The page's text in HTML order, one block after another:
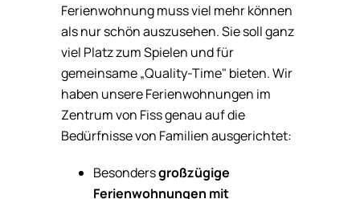
Ferienwohnung muss viel mehr können
als nur schön auszusehen. Sie soll ganz
viel Platz zum Spielen und für
gemeinsame „Quality-Time" bieten. Wir
haben unsere Ferienwohnungen im
Zentrum von Fiss genau auf die
Bedürfnisse von Familien ausgerichtet:
Besondersgroßzügige
Ferienwohnungen mit